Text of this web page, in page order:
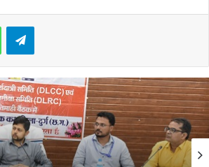
WhatsAppTelegram